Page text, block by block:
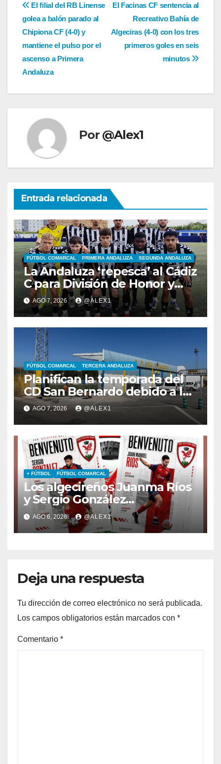
Navegación
de
entradas
El Facinas CF sentencia al
Recreativo Bahía de
Algeciras (4-0) con los tres
primeros goles en seis
minutos
El filial del RB Linense
golea a balón parado al
Chipiona CF (4-0) y
mantiene el pulso por el
ascenso a Primera
Andaluza
Por @Alex1
Entrada relacionada
FÚTBOL COMARCAL PRIMERA ANDALUZA SEGUNDA ANDALUZA
La Andaluza ‘repesca’ al Cádiz
C para División de Honor y
ofrece su plaza en Primera al
filial de la RB Linense
AGO 7, 2026 @ALEX1
FÚTBOL COMARCAL TERCERA ANDALUZA
Planifican la temporada del
CD San Bernardo debido a las
importantes obras de
reforma en el ‘Alberto
Umbría’
AGO 7, 2026 @ALEX1
+ FÚTBOL FÚTBOL COMARCAL
Los algecireños Juanma Ríos
y Sergio González
emprenden la aventura
italiana: fichan por la ASD
Atletico Bono
AGO 6, 2026 @ALEX1
Deja una respuesta
Tu dirección de correo electrónico no será publicada.
Los campos obligatorios están marcados con *
Comentario *